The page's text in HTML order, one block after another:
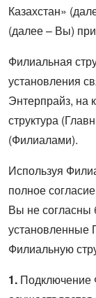
Казахстан»
(далее – Вы)
Филиальная
установления
Энтерпрайз, на
структура
(Филиалами).
Используя
полное
Вы не согласны
установленные
Филиальную
1. Подключение